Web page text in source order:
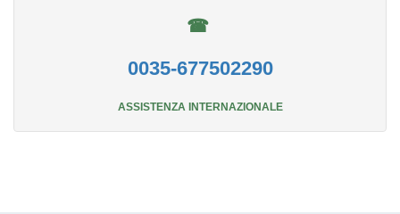
☎
0035-677502290
ASSISTENZA INTERNAZIONALE